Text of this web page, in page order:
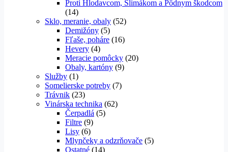
Proti Hlodavcom, Slimákom a Pôdnym škodcom
(14)
Sklo, meranie, obaly (52)
Demižóny (5)
Fľaše, poháre (16)
Hevery (4)
Meracie pomôcky (20)
Obaly, kartóny (9)
Služby (1)
Somelierske potreby (7)
Trávnik (23)
Vinárska technika (62)
Čerpadlá (5)
Filtre (9)
Lisy (6)
Mlynčeky a odzrňovače (5)
Ostatné (14)